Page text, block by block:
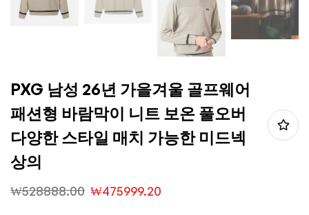
PXG 남성 26년 가을겨울 골프웨어
패션형 바람막이 니트 보온 풀오버
다양한 스타일 매치 가능한 미드넥
상의
₩528888.00 ₩475999.20